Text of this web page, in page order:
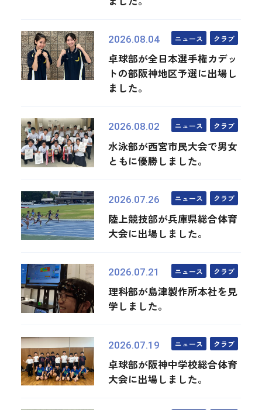
2026.08.04 ニュース クラブ
卓球部が全日本選手権カデッ
トの部阪神地区予選に出場し
ました。
2026.08.02 ニュース クラブ
水泳部が西宮市民大会で男女
ともに優勝しました。
2026.07.26 ニュース クラブ
陸上競技部が兵庫県総合体育
大会に出場しました。
2026.07.21 ニュース クラブ
理科部が島津製作所本社を見
学しました。
2026.07.19 ニュース クラブ
卓球部が阪神中学校総合体育
大会に出場しました。